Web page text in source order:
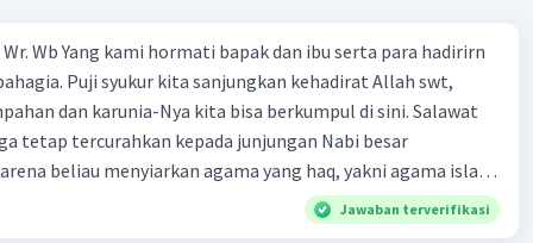
Wb Yang kami hormati bapak dan ibu serta para hadirirn
Puji syukur kita sanjungkan kehadirat Allah swt,
dan karunia-Nya kita bisa berkumpul di sini. Salawat
tetap tercurahkan kepada junjungan Nabi besar
beliau menyiarkan agama yang haq, yakni agama islam,
oleh Allah swt. Semoga kita sekalian termasuk ke dalam
Amin ya rabbal alamin. Hadirin sekalian yang
Jawaban terverifikasi